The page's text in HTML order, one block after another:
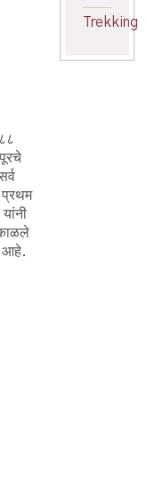
प्रथम
आहे.
Trekking